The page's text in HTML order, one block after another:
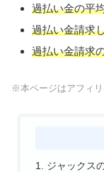
過払い金の平
過払い金請求
過払い金請求
※本ページはアフィリ
ジャックス